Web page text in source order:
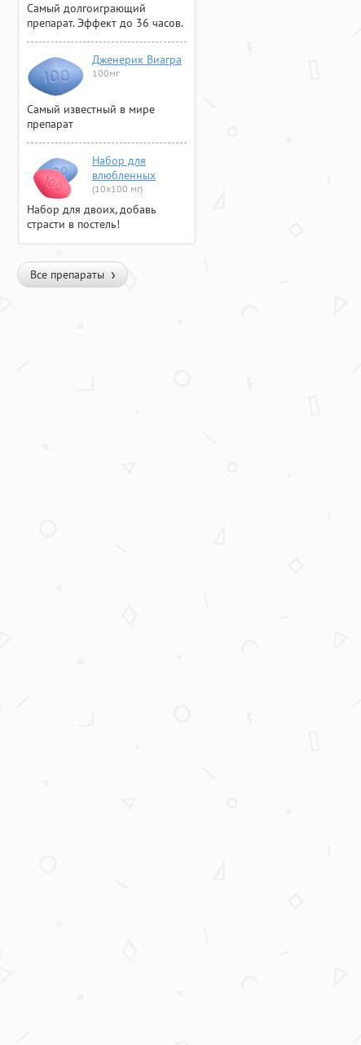
Самый долгоиграющий
препарат. Эффект до 36 часов.
Дженерик Виагра
100мг
Самый известный в мире
препарат
Набор для
влюбленных
(10х100 мг)
Набор для двоих, добавь
страсти в постель!
Все препараты